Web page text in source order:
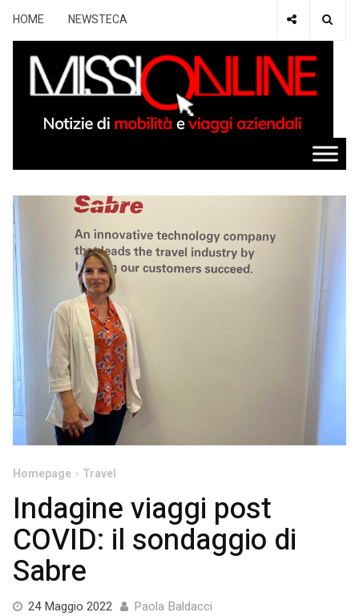
HOME NEWSTECA
Homepage Travel
Indagine viaggi post
COVID: il sondaggio di
Sabre
24 Maggio 20226
Paola Baldacci